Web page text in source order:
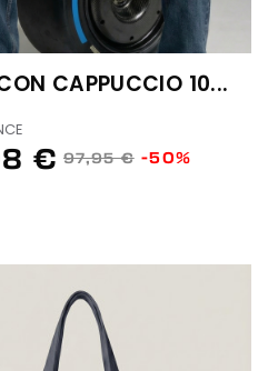
CAPPUCCIO 10...
€ 97,95 € -50%